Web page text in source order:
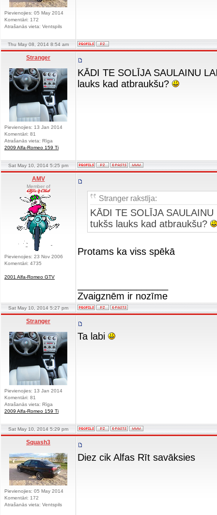
Pievienojies: 05 May 2014
Komentāri: 172
Atrašanās vieta: Ventspils
Thu May 08, 2014 8:54 am
Stranger
Pievienojies: 13 Jan 2014
Komentāri: 81
Atrašanās vieta: Rīga
2009 Alfa-Romeo 159 Ti
KĀDI TE SOLĪJA SAULAINU
lauks kad atbraukšu?
Sat May 10, 2014 5:25 pm
AMV
Member of
Pievienojies: 23 Nov 2006
Komentāri: 4735
2001 Alfa-Romeo GTV
Stranger rakstīja:
KĀDI TE SOLĪJA
tukšs lauks kad atbraukšu?
Protams ka viss spēkā
Zvaigznēm ir nozīme
Sat May 10, 2014 5:27 pm
Stranger
Pievienojies: 13 Jan 2014
Komentāri: 81
Atrašanās vieta: Rīga
2009 Alfa-Romeo 159 Ti
Ta labi
Sat May 10, 2014 5:29 pm
Squash3
Pievienojies: 05 May 2014
Komentāri: 172
Atrašanās vieta: Ventspils
Diez cik Alfas Rīt savāksies